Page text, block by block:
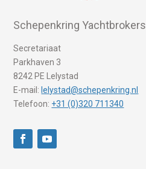
Schepenkring Yachtbrokers
Secretariaat
Parkhaven 3
8242 PE Lelystad
E-mail: lelystad@schepenkring.nl
Telefoon: +31 (0)320 711340